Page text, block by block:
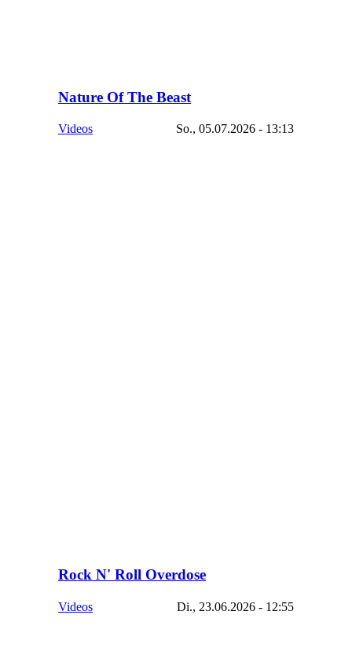
Nature Of The Beast
Videos So., 05.07.2026 - 13:13
Rock N' Roll Overdose
Videos Di., 23.06.2026 - 12:55